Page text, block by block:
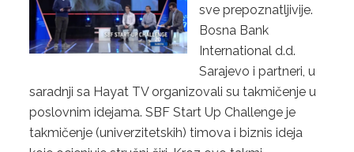
sve prepoznatljivije.
Bosna Bank
International d.d.
Sarajevo i partneri, u
saradnji sa Hayat TV organizovali su takmičenje u
poslovnim idejama. SBF Start Up Challenge je
takmičenje (univerzitetskih) timova i biznis ideja